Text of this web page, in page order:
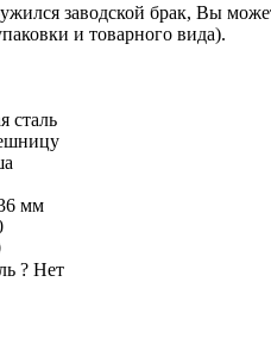
заводской брак, Вы
и товарного вида).
сталь
мм
? Нет